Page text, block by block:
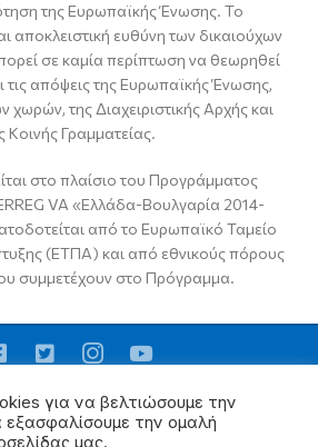
της Ευρωπαϊκής Ένωσης. Το
αποκλειστική ευθύνη των δικαιούχων
σε καμία περίπτωση να θεωρηθεί
τις απόψεις της Ευρωπαϊκής Ένωσης,
της Διαχειριστικής Αρχής και
Κοινής Γραμματείας.
στο πλαίσιο του Προγράμματος
VA «Ελλάδα-Βουλγαρία 2014-
από το Ευρωπαϊκό Ταμείο
(ΕΤΠΑ) και από εθνικούς πόρους
συμμετέχουν στο Πρόγραμμα.
captourgrbg@gmail.com
για να βελτιώσουμε την
εξασφαλίσουμε την ομαλή
μας.